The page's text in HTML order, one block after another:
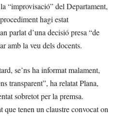
“improvisació” del Departament,
hagi estat
parlat d’una decisió presa “de
amb la veu dels docents.
se’ns ha informat malament,
transparent”, ha relatat Plana,
sobretot per la premsa.
que tenen un claustre convocat on